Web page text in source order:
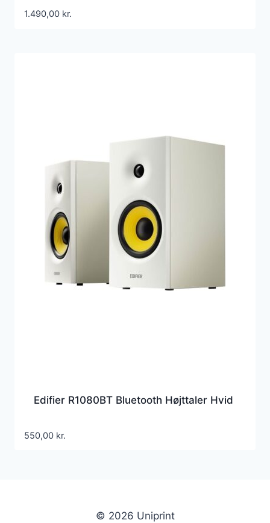
1.490,00 kr.
Edifier R1080BT Bluetooth Højttaler Hvid
550,00 kr.
© 2026 Uniprint